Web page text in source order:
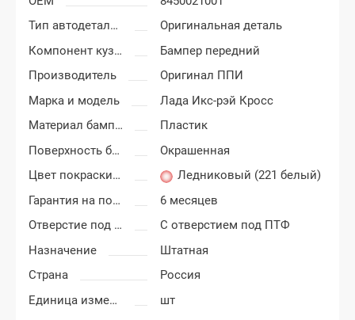
Тип автодеталей
Оригинальная деталь
Компонент кузова
Бампер передний
Производитель
Оригинал ППИ
Марка и модель
Лада Икс-рэй Кросс
Материал бампера
Пластик
Поверхность бампера
Окрашенная
Цвет покраски Лада Икс-рей (X-Rey)
Ледниковый (221 белый)
Гарантия на покраску
6 месяцев
Отверстие под ПТФ
С отверстием под ПТФ
Назначение
Штатная
Страна
Россия
Единица измерения
шт